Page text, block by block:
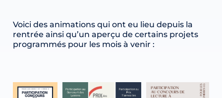
Voici des animations qui ont eu lieu depuis la
rentrée ainsi qu’un aperçu de certains projets
programmés pour les mois à venir :